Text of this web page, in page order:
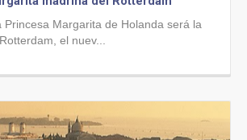
Princesa Margarita de Holanda será la
el nuev...